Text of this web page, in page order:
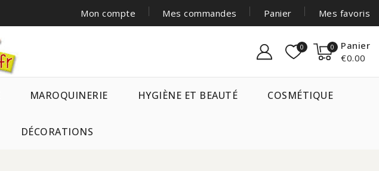
Mon compte Mes commandes Panier Mes favoris
0 0
Panier
€0.00
MAROQUINERIE HYGIÈNE ET BEAUTÉ COSMÉTIQUE
DÉCORATIONS